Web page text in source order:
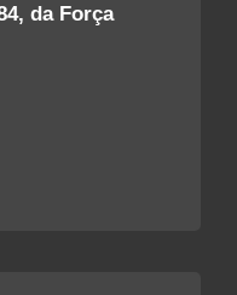
da Força